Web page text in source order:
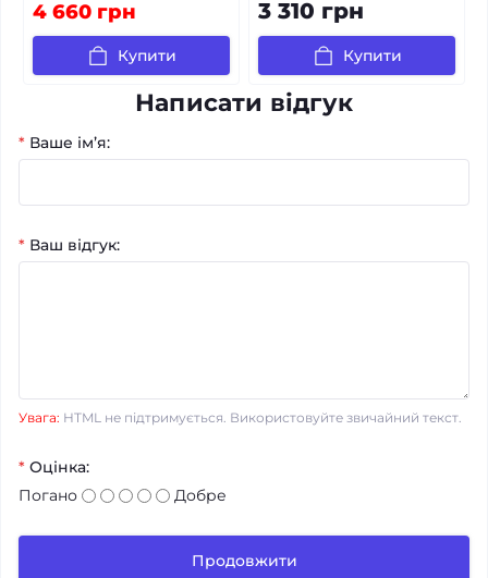
4 660 грн
Купити
3 310 грн
Купити
Написати відгук
* Ваше ім’я:
* Ваш відгук:
Увага: HTML не підтримується. Використовуйте звичайний текст.
* Оцінка:
Погано
Добре
Продовжити